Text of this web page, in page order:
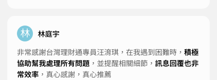
林
林庭宇
非常感謝台灣理財通專員汪淯琪，在我遇到困難時， 積極
協助幫我處理所有問題 ，並提醒相關細節， 訊息回覆也非
常效率 ，真心感謝，真心推薦